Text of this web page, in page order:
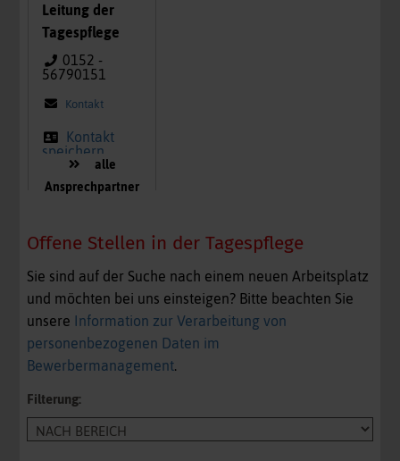
Leitung der
Tagespflege
0152 -
56790151
Kontakt
Kontakt
speichern
alle
Ansprechpartner
Offene Stellen in der Tagespflege
Sie sind auf der Suche nach einem neuen Arbeitsplatz
und möchten bei uns einsteigen? Bitte beachten Sie
unsere Information zur Verarbeitung von
personenbezogenen Daten im
Bewerbermanagement.
Filterung: